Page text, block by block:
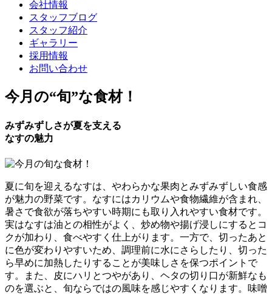
会社情報
スタッフブログ
スタッフ紹介
ギャラリー
採用情報
お問い合わせ
今月の“旬”な食材！
みずみずしさが夏を支える
なすの魅力
夏に旬を迎えるなすは、やわらかな果肉とみずみずしい食感
が魅力の野菜です。なすにはカリウムや食物繊維が含まれ、
暑さで食欲が落ちやすい時期にも取り入れやすい食材です。
実はなすは油との相性がよく、炒め物や揚げ浸しにするとコ
クが加わり、食べやすく仕上がります。一方で、切ったあと
に色が変わりやすいため、調理前に水にさらしたり、切った
ら早めに加熱したりすることが美味しさを保つポイントで
す。また、皮にハリとつやがあり、ヘタの切り口が新鮮なも
のを選ぶと、旬ならではの風味を感じやすくなります。味噌